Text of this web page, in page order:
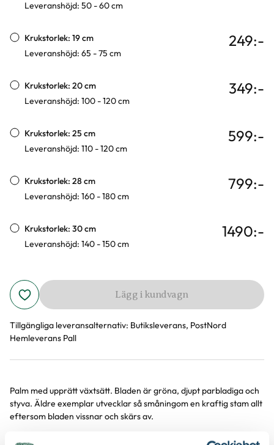
Leveranshöjd: 50 - 60 cm
Krukstorlek: 19 cm
Leveranshöjd: 65 - 75 cm
249:-
Krukstorlek: 20 cm
Leveranshöjd: 100 - 120 cm
349:-
Krukstorlek: 25 cm
Leveranshöjd: 110 - 120 cm
599:-
Krukstorlek: 28 cm
Leveranshöjd: 160 - 180 cm
799:-
Krukstorlek: 30 cm
Leveranshöjd: 140 - 150 cm
1490:-
Lägg i kundvagn
Tillgängliga leveransalternativ: Butiksleverans, PostNord
Hemleverans Pall
Produktinformation
Palm med upprätt växtsätt. Bladen är gröna, djupt parbladiga och
styva. Äldre exemplar utvecklar så småningom en kraftig stam allt
eftersom bladen vissnar och skärs av.
Utvecklas bäst på ljus och skyddad växtplats. Planteras om i större